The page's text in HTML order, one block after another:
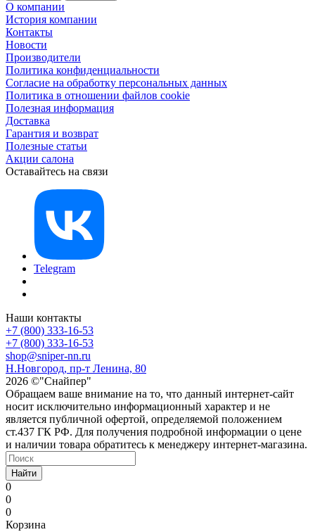
О компании
История компании
Контакты
Новости
Производители
Политика конфиденциальности
Согласие на обработку персональных данных
Политика в отношении файлов cookie
Полезная информация
Доставка
Гарантия и возврат
Полезные статьи
Акции салона
Оставайтесь на связи
Telegram
Наши контакты
+7 (800) 333-16-53
+7 (800) 333-16-53
shop@sniper-nn.ru
Н.Новгород, пр-т Ленина, 80
2026 ©"Снайпер"
Обращаем ваше внимание на то, что данный интернет-сайт
носит исключительно информационный характер и не
является публичной офертой, определяемой положением
ст.437 ГК РФ. Для получения подробной информации о цене
и наличии товара обратитесь к менеджеру интернет-магазина.
Найти
0
0
0
Корзина